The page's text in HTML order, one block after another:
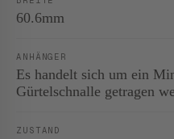
60.6mm
ANHÄNGER
Es handelt sich um ein
Gürtelschnalle getragen
ZUSTAND